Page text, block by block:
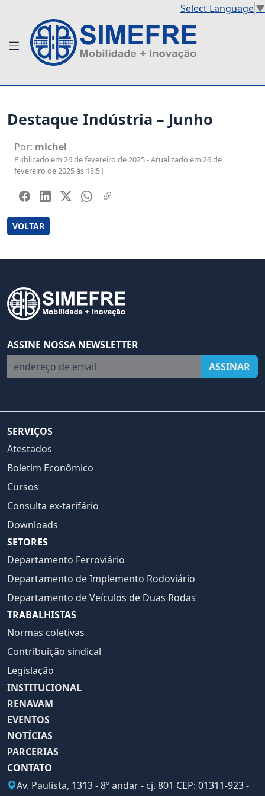
Select Language▼
Destaque Indústria – Junho
Por: michel
Publicado em 26 de fevereiro de 2025 - Atualizado em 26 de
fevereiro de 2025 às 18:51
VOLTAR
ASSINE NOSSA NEWSLETTER
endereço de email
ASSINAR
SERVIÇOS
Atestados
Boletim Econômico
Cursos
Consulta ex-tarifário
Downloads
SETORES
Departamento Ferroviário
Departamento de Implemento Rodoviário
Departamento de Veículos de Duas Rodas
TRABALHISTAS
Normas coletivas
Contribuição sindical
Legislação
INSTITUCIONAL
RENAVAM
EVENTOS
NOTÍCIAS
PARCERIAS
CONTATO
Av. Paulista, 1313 - 8º andar - cj. 801 CEP: 01311-923 -